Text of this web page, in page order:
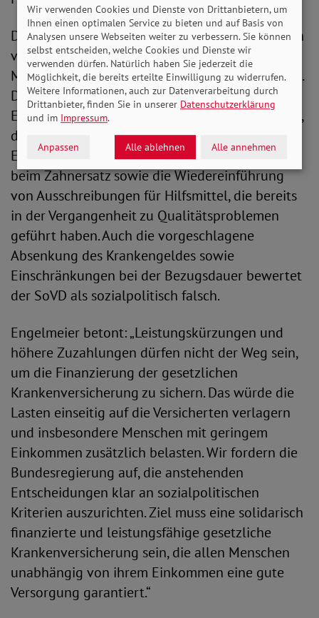
Deutliche Kritik übt der SoVD an einer Reihe von
vorgeschlagenen Maßnahmen, die zu
Mehrbelastungen für Versicherte führen würden.
Dazu zählen insbesondere die geplante
Erhöhung und Dynamisierung von Zuzahlungen,
die Abschaffung der beitragsfreien
Ehegattenversicherung, reduzierte Zuschüsse
beim Zahnersatz sowie die Wiedereinführung
von Ausschreibungen für Hilfsmittel, die bereits
in der Vergangenheit zu Qualitätsproblemen
geführt haben. Auch die vorgeschlagene
Absenkung des Krankengeldes sowie
Einschränkungen bei der Bezugsdauer bewertet
der SoVD als sozialpolitisch falsch.
Engelmeier betont: „Leistungskürzungen und
höhere Zuzahlungen dürfen nicht der Weg sein,
um die Finanzierung der gesetzlichen
Krankenversicherung zu sichern. Das würde die
Lasten einseitig auf die Versicherten verlagern
und insbesondere Menschen mit geringem
Einkommen zusätzlich belasten. Wir fordern die
Bundesregierung auf, die anstehenden
Entscheidungen klar an sozialpolitischen
Kriterien auszurichten. Ziel muss eine solidarisch
finanzierte und leistungsfähige gesetzliche
Krankenversicherung sein, die allen Menschen
unabhängig von ihrem Einkommen eine gute
Versorgung garantiert.“
Wir verwenden Cookies und Dienste von Drittanbietern, um
Ihnen einen optimalen Service zu bieten und auf Basis von
Analysen unsere Webseiten weiter zu verbessern. Sie können
selbst entscheiden, welche Cookies und Dienste wir
verwenden dürfen. Natürlich haben Sie jederzeit die
Möglichkeit, die bereits erteilte Einwilligung zu widerrufen.
Weitere Informationen, auch zur Datenverarbeitung durch
Drittanbieter, finden Sie in unserer Datenschutzerklärung
und im Impressum.
Anpassen Alle ablehnen Alle annehmen